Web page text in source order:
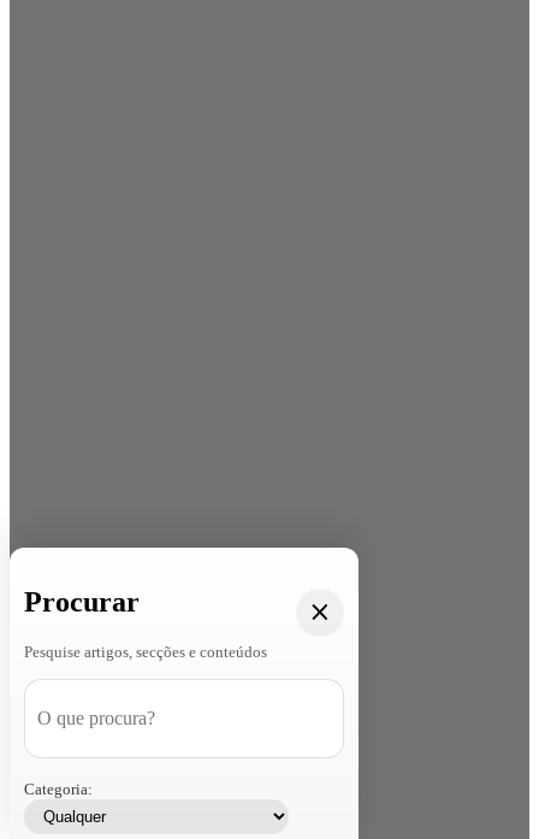
Procurar
Pesquise artigos, secções e conteúdos
Categoria: